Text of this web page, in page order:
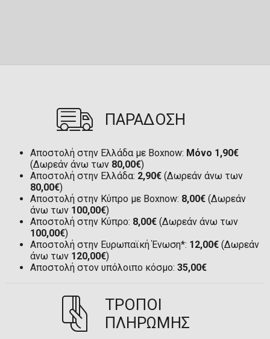
ΠΑΡΑΔΟΣΗ
Αποστολή στην Ελλάδα με Boxnow: Μόνο 1,90€
(Δωρεάν άνω των 80,00€)
Αποστολή στην Ελλάδα: 2,90€ (Δωρεάν άνω των
80,00€)
Αποστολή στην Κύπρο με Boxnow: 8,00€ (Δωρεάν
άνω των 100,00€)
Αποστολή στην Κύπρο: 8,00€ (Δωρεάν άνω των
100,00€)
Αποστολή στην Ευρωπαϊκή Ένωση*: 12,00€ (Δωρεάν
άνω των 120,00€)
Αποστολή στον υπόλοιπο κόσμο: 35,00€
ΤΡΟΠΟΙ
ΠΛΗΡΩΜΗΣ